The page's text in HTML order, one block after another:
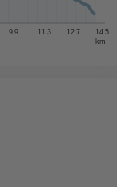
9.9 11.3 12.7
14.5
km